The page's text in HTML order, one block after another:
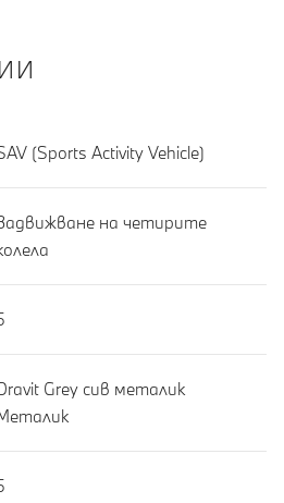
(Sports Activity Vehicle)
на четирите
Grey сив металик